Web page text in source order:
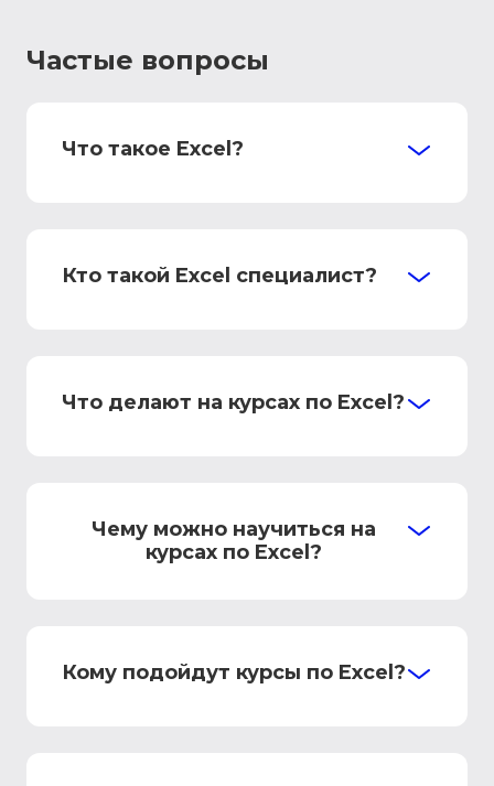
Частые вопросы
Что такое Excel?
Кто такой Excel специалист?
Что делают на курсах по Excel?
Чему можно научиться на
курсах по Excel?
Кому подойдут курсы по Excel?